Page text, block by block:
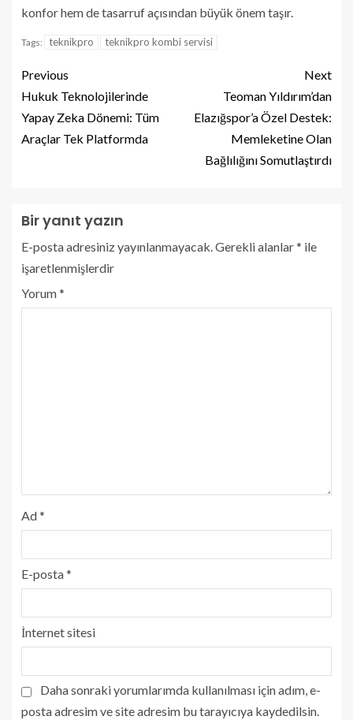
konfor hem de tasarruf açısından büyük önem taşır.
Tags: teknikpro teknikpro kombi servisi
Previous
Hukuk Teknolojilerinde
Yapay Zeka Dönemi: Tüm
Araçlar Tek Platformda
Next
Teoman Yıldırım’dan
Elazığspor’a Özel Destek:
Memleketine Olan
Bağlılığını Somutlaştırdı
Bir yanıt yazın
E-posta adresiniz yayınlanmayacak.Gerekli alanlar* ile
işaretlenmişlerdir
Yorum*
Ad*
E-posta*
İnternet sitesi
Daha sonraki yorumlarımda kullanılması için adım, e-
posta adresim ve site adresim bu tarayıcıya kaydedilsin.